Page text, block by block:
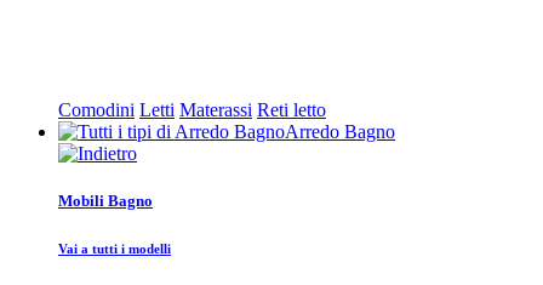
Comodini Letti Materassi Reti letto
Arredo Bagno
Mobili Bagno
Vai a tutti i modelli